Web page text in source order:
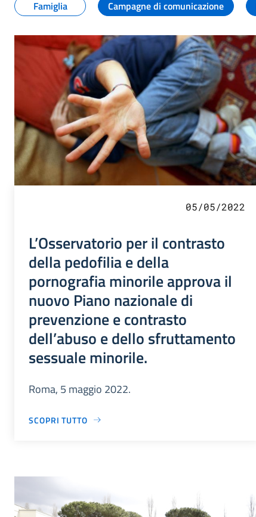
Famiglia
Campagne di comunicazione
05/05/2022
L’Osservatorio per il contrasto
della pedofilia e della
pornografia minorile approva il
nuovo Piano nazionale di
prevenzione e contrasto
dell’abuso e dello sfruttamento
sessuale minorile.
Roma, 5 maggio 2022.
SCOPRI TUTTO